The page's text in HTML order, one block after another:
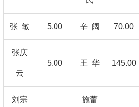
张 敏 5.00 辛 阔 70.00
张庆
云
5.00 王 华 145.00
刘宗 施蕾